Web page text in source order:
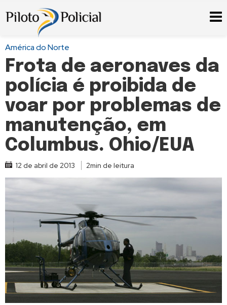
América do Norte
Frota de aeronaves da
polícia é proibida de
voar por problemas de
manutenção, em
Columbus. Ohio/EUA
12 de abril de 2013 2min de leitura